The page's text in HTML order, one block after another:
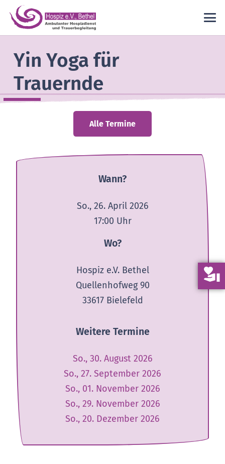
Yin Yoga für
Trauernde
Alle Termine
Wann?
So., 26. April 2026
17:00 Uhr
Wo?
Hospiz e.V. Bethel
Quellenhofweg 90
33617 Bielefeld
Weitere Termine
So., 30. August 2026
So., 27. September 2026
So., 01. November 2026
So., 29. November 2026
So., 20. Dezember 2026
volunteer_activism